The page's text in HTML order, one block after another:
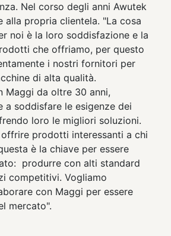
Nel corso degli anni Awutek
alla propria clientela. "La cosa
noi è la loro soddisfazione e la
che offriamo, per questo
i nostri fornitori per
di alta qualità.
Maggi da oltre 30 anni,
a soddisfare le esigenze dei
loro le migliori soluzioni.
prodotti interessanti a chi
è la chiave per essere
produrre con alti standard
competitivi. Vogliamo
con Maggi per essere
mercato".